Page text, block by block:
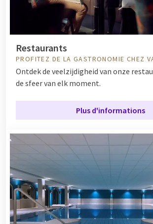
Restaurants
PROFITEZ DE LA GASTRONOMIE CHEZ
Ontdek de veelzijdigheid van onze
de sfeer van elk moment.
Plus d'informations